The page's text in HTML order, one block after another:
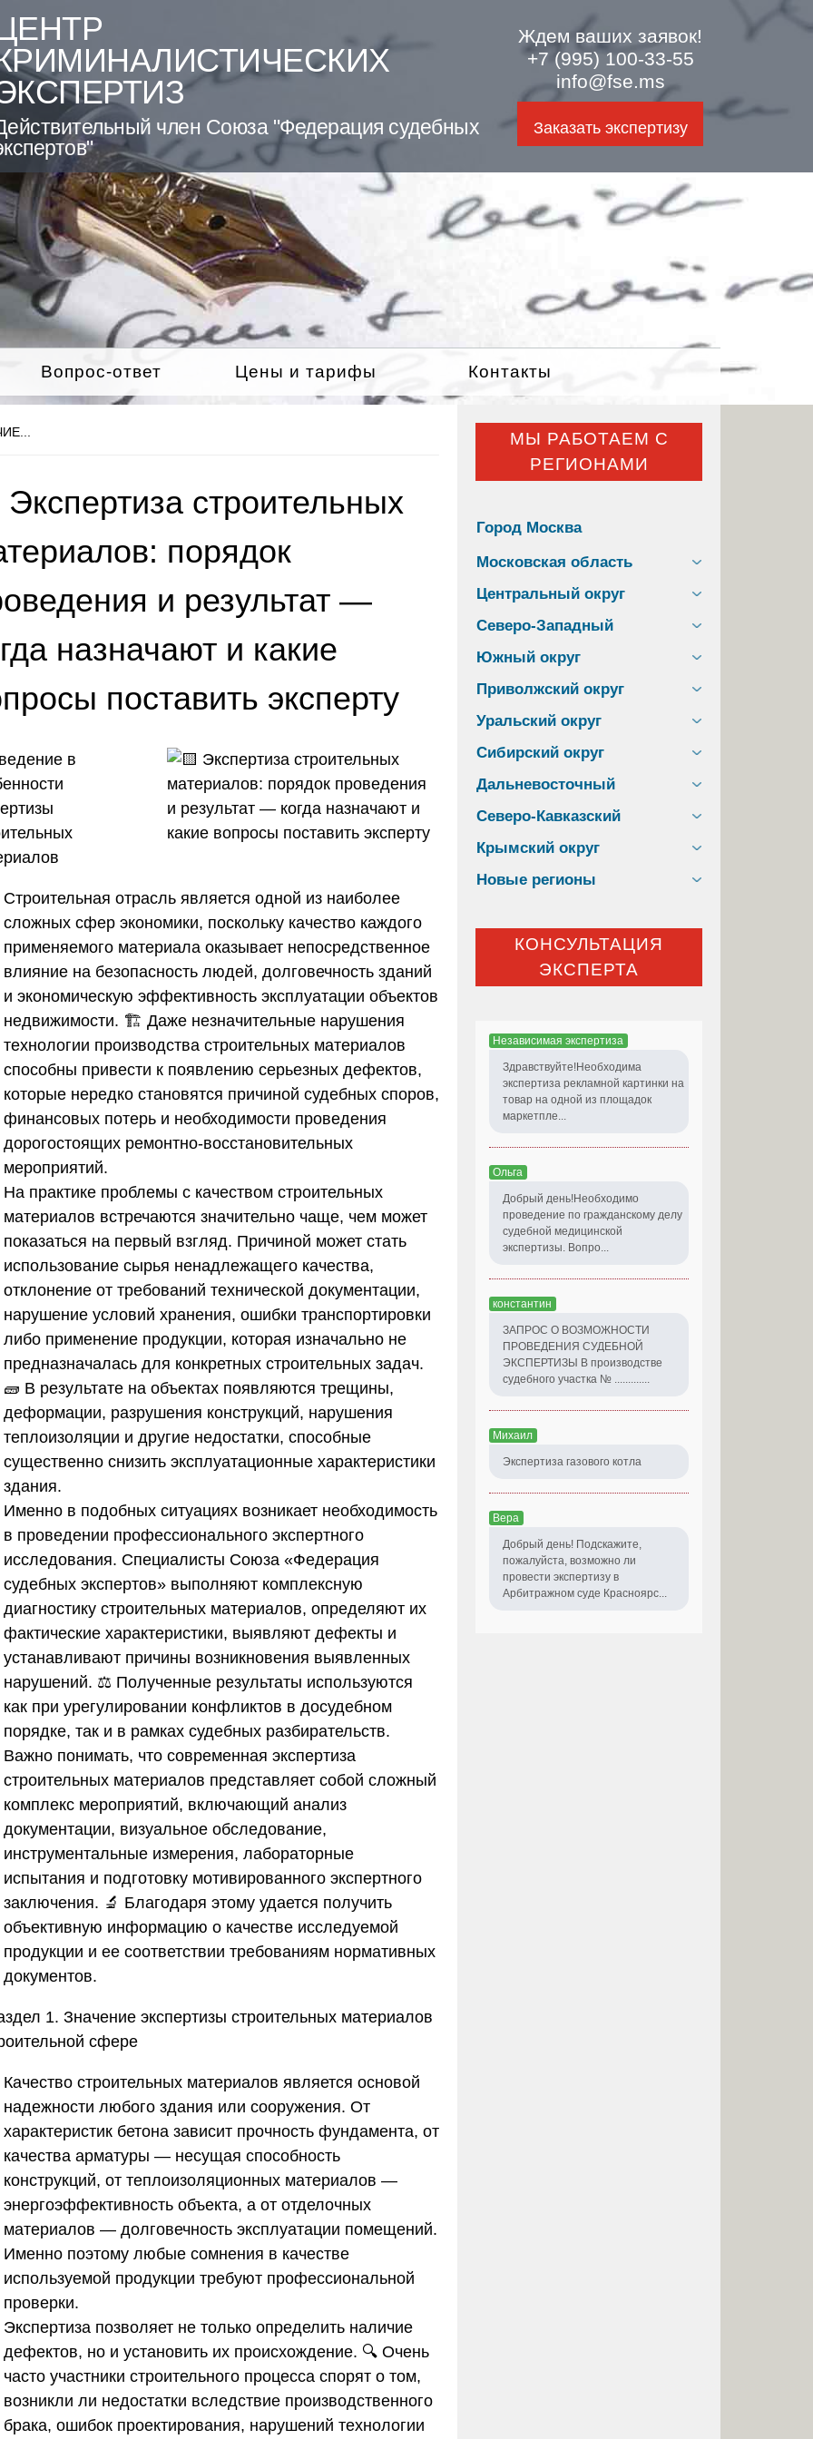
член Союза "Федерация судебных
Ждем ваших заявок!
+7 (995) 100-33-55
info@fse.ms
Заказать экспертизу
Вопрос-ответ Цены и тарифы Контакты
Экспертиза строительных
порядок
и результат —
назначают и какие
поставить эксперту
в
Строительная отрасль является одной из наиболее
сложных сфер экономики, поскольку качество каждого
применяемого материала оказывает непосредственное
влияние на безопасность людей, долговечность зданий
и экономическую эффективность эксплуатации объектов
недвижимости. 🏗️ Даже незначительные нарушения
технологии производства строительных материалов
способны привести к появлению серьезных дефектов,
которые нередко становятся причиной судебных споров,
финансовых потерь и необходимости проведения
дорогостоящих ремонтно-восстановительных
мероприятий.
На практике проблемы с качеством строительных
материалов встречаются значительно чаще, чем может
показаться на первый взгляд. Причиной может стать
использование сырья ненадлежащего качества,
отклонение от требований технической документации,
нарушение условий хранения, ошибки транспортировки
либо применение продукции, которая изначально не
предназначалась для конкретных строительных задач.
🧱 В результате на объектах появляются трещины,
деформации, разрушения конструкций, нарушения
теплоизоляции и другие недостатки, способные
существенно снизить эксплуатационные характеристики
здания.
Именно в подобных ситуациях возникает необходимость
в проведении профессионального экспертного
исследования. Специалисты Союза «Федерация
судебных экспертов» выполняют комплексную
диагностику строительных материалов, определяют их
фактические характеристики, выявляют дефекты и
устанавливают причины возникновения выявленных
нарушений. ⚖️ Полученные результаты используются
как при урегулировании конфликтов в досудебном
порядке, так и в рамках судебных разбирательств.
Важно понимать, что современная экспертиза
строительных материалов представляет собой сложный
комплекс мероприятий, включающий анализ
документации, визуальное обследование,
инструментальные измерения, лабораторные
испытания и подготовку мотивированного экспертного
заключения. 🔬 Благодаря этому удается получить
объективную информацию о качестве исследуемой
продукции и ее соответствии требованиям нормативных
документов.
1. Значение экспертизы строительных материалов
сфере
Качество строительных материалов является основой
надежности любого здания или сооружения. От
характеристик бетона зависит прочность фундамента, от
качества арматуры — несущая способность
конструкций, от теплоизоляционных материалов —
энергоэффективность объекта, а от отделочных
материалов — долговечность эксплуатации помещений.
Именно поэтому любые сомнения в качестве
используемой продукции требуют профессиональной
проверки.
Экспертиза позволяет не только определить наличие
дефектов, но и установить их происхождение. 🔍 Очень
часто участники строительного процесса спорят о том,
возникли ли недостатки вследствие производственного
брака, ошибок проектирования, нарушений технологии
МЫ РАБОТАЕМ С
РЕГИОНАМИ
Город Москва
Московская область
Центральный округ
Северо-Западный
Южный округ
Приволжский округ
Уральский округ
Сибирский округ
Дальневосточный
Северо-Кавказский
Крымский округ
Новые регионы
КОНСУЛЬТАЦИЯ
ЭКСПЕРТА
Независимая экспертиза
Здравствуйте!Необходима
экспертиза рекламной картинки на
товар на одной из площадок
маркетпле...
Ольга
Добрый день!Необходимо
проведение по гражданскому делу
судебной медицинской
экспертизы. Вопро...
константин
ЗАПРОС О ВОЗМОЖНОСТИ
ПРОВЕДЕНИЯ СУДЕБНОЙ
ЭКСПЕРТИЗЫ В производстве
судебного участка № .............
Михаил
Экспертиза газового котла
Вера
Добрый день! Подскажите,
пожалуйста, возможно ли
провести экспертизу в
Арбитражном суде Красноярс...